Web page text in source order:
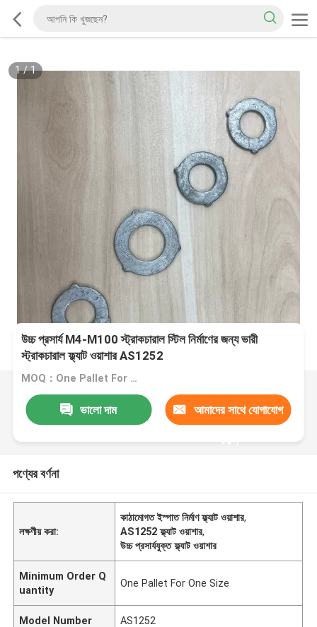
1/1
উচ্চ প্রসার্য M4-M100 স্ট্রাকচারাল স্টিল নির্মাণের জন্য ভারী
স্ট্রাকচারাল ফ্ল্যাট ওয়াশার AS1252
MOQ：One Pallet For One Size
ভালো দাম আমাদের সাথে যোগাযোগ
করুন
পণ্যের বর্ণনা
লক্ষণীয় করা:
কাঠামোগত ইস্পাত নির্মাণ ফ্ল্যাট ওয়াশার,
AS1252 ফ্ল্যাট ওয়াশার,
উচ্চ প্রসার্যযুক্ত ফ্ল্যাট ওয়াশার
Minimum Order Q
uantity
One Pallet For One Size
Model Number AS1252